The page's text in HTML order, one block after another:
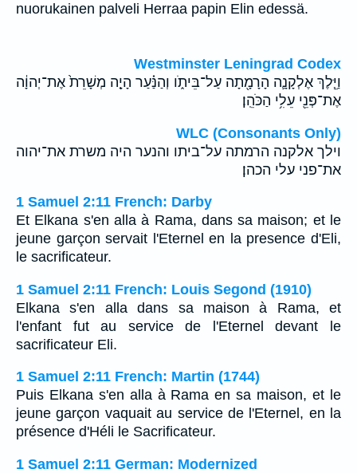
nuorukainen palveli Herraa papin Elin edessä.
Westminster Leningrad Codex
וַיֵּ֧לֶךְ אֶלְקָנָ֛ה הָרָמָ֖תָה עַל־בֵּיתֹ֑ו וְהַנַּ֗עַר הָיָ֤ה מְשָׁרֵת֙ אֶת־יְהוָ֔ה
אֶת־פְּנֵ֖י עֵלִ֥י הַכֹּהֵֽן׃
WLC (Consonants Only)
וילך אלקנה הרמתה על־ביתו והנער היה משרת את־יהוה
את־פני עלי הכהן׃
1 Samuel 2:11 French: Darby
Et Elkana s'en alla à Rama, dans sa maison; et le
jeune garçon servait l'Eternel en la presence d'Eli,
le sacrificateur.
1 Samuel 2:11 French: Louis Segond (1910)
Elkana s'en alla dans sa maison à Rama, et
l'enfant fut au service de l'Eternel devant le
sacrificateur Eli.
1 Samuel 2:11 French: Martin (1744)
Puis Elkana s'en alla à Rama en sa maison, et le
jeune garçon vaquait au service de l'Eternel, en la
présence d'Héli le Sacrificateur.
1 Samuel 2:11 German: Modernized